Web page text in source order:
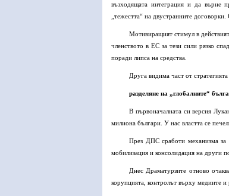
възходящата интеграция и да върне
„тежестта“ на двустранните
Мотивиращият стимул в
членството в ЕС за тези сили рязко
поради липса на средства.
Друга видима част от
разделяне на „глобалните“
В първоначалната си версия
милиона българи. У нас властта се
През ДПС сработи механизма за
мобилизация и консолидация на други
Днес Драматурзите отново
корупцията, контролът върху медиите и